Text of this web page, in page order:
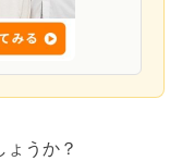
うか？